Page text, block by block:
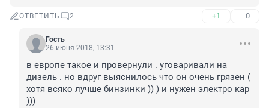
ОТВЕТИТЬ 2 +1 –0
Гость
26 июня 2018, 13:31
в европе такое и провернули . уговаривали на
дизель . но вдруг выяснилось что он очень грязен (
хотя всяко лучше бинзинки )) ) и нужен электро кар
)))